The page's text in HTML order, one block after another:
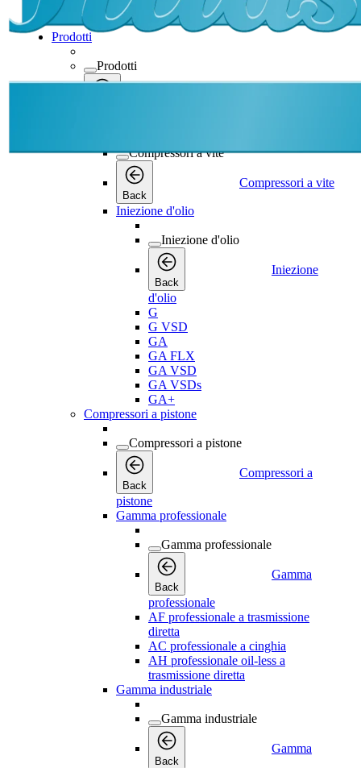
Prodotti
Prodotti
Compressori a vite
Back
Compressori a vite
Iniezione d'olio
Iniezione d'olio
Back
Iniezione
d'olio
G
G VSD
GA
GA FLX
GA VSD
GA VSDs
GA+
Compressori a pistone
Compressori a pistone
Back
Compressori a
pistone
Gamma professionale
Gamma professionale
Back
Gamma
professionale
AF professionale a trasmissione
diretta
AC professionale a cinghia
AH professionale oil-less a
trasmissione diretta
Gamma industriale
Gamma industriale
Back
Gamma